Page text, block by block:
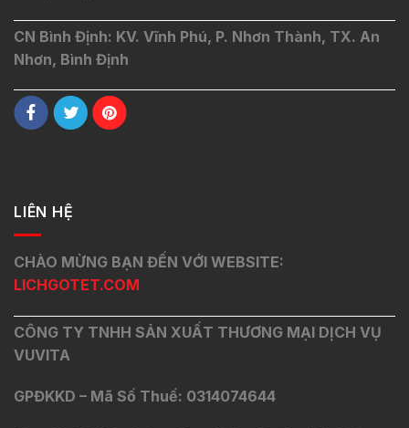
CN Bình Định: KV. Vĩnh Phú, P. Nhơn Thành, TX. An
Nhơn, Bình Định
LIÊN HỆ
CHÀO MỪNG BẠN ĐẾN VỚI WEBSITE:
LICHGOTET.COM
CÔNG TY TNHH SẢN XUẤT THƯƠNG MẠI DỊCH VỤ
VUVITA
GPĐKKD – Mã Số Thuế: 0314074644